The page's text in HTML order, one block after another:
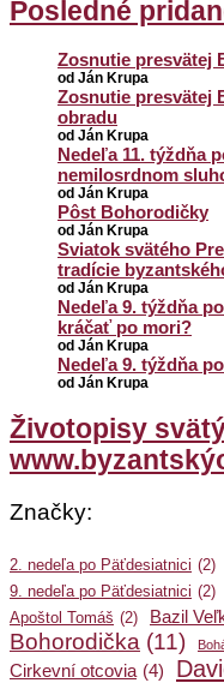
Posledné
Zosnutie presvätej
od Ján Krupa
Zosnutie presvätej
obradu
od Ján Krupa
Nedeľa 11. týždňa
nemilosrdnom
od Ján Krupa
Pôst Bohorodičky
od Ján Krupa
Sviatok svätého
tradície
od Ján Krupa
Nedeľa 9. týždňa
kráčať po mori?
od Ján Krupa
Nedeľa 9. týždňa
od Ján Krupa
Životopisy
Značky:
2. nedeľa po Päťdesiatnici (2)
9. nedeľa po Päťdesiatnici (2)
Apoštol Tomáš (2) Bazil
Bohorodička (11)
Cirkevní otcovia (4)